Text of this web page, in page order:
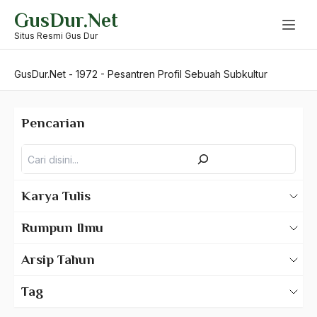
content
GusDur.Net
Situs Resmi Gus Dur
GusDur.Net - 1972 - Pesantren Profil Sebuah Subkultur
Pencarian
Karya Tulis
Rumpun Ilmu
Arsip Tahun
Tag